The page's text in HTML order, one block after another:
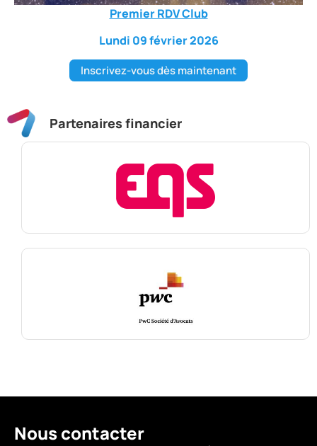
Premier RDV Club
Lundi 09 février 2026
Inscrivez-vous dès maintenant
Partenaires financier
Nous contacter